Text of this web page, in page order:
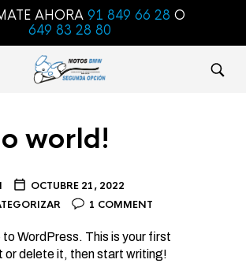
AHORA 91 849 66 28 O
649 83 28 80
world!
OCTUBRE 21, 2022
1 COMMENT
to WordPress. This is your first
or delete it, then start writing!